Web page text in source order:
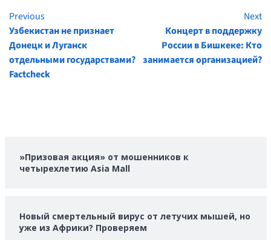
Continue
Reading
Previous
Узбекистан не признает
Донецк и Луганск
отдельными государствами?
Factcheck
Next
Концерт в поддержку
России в Бишкеке: Кто
занимается организацией?
»Призовая акция» от мошенников к
четырехлетию Asia Mall
Новый смертельный вирус от летучих мышей, но
уже из Африки? Проверяем